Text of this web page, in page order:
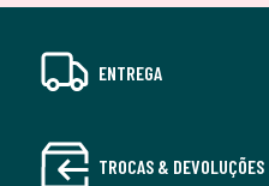
ENTREGA
TROCAS & DEVOLUÇÕES